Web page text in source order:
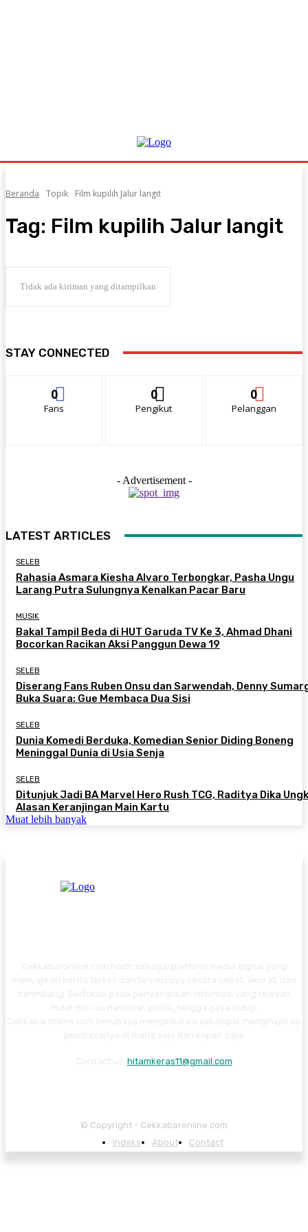
Beranda Topik Film kupilih Jalur langit
Tag: Film kupilih Jalur langit
Tidak ada kiriman yang ditampilkan
STAY CONNECTED
0
Fans
0
Pengikut
0
Pelanggan
- Advertisement -
LATEST ARTICLES
SELEB
Rahasia Asmara Kiesha Alvaro Terbongkar, Pasha Ungu
Larang Putra Sulungnya Kenalkan Pacar Baru
MUSIK
Bakal Tampil Beda di HUT Garuda TV Ke 3, Ahmad Dhani
Bocorkan Racikan Aksi Panggun Dewa 19
SELEB
Diserang Fans Ruben Onsu dan Sarwendah, Denny
Buka Suara: Gue Membaca Dua Sisi
SELEB
Dunia Komedi Berduka, Komedian Senior Diding Boneng
Meninggal Dunia di Usia Senja
SELEB
Ditunjuk Jadi BA Marvel Hero Rush TCG, Raditya Dika
Alasan Keranjingan Main Kartu
Muat lebih banyak
hitamkeras11@gmail.com
© Copyright - Cekkabaronline.com
Indeks
About Contact